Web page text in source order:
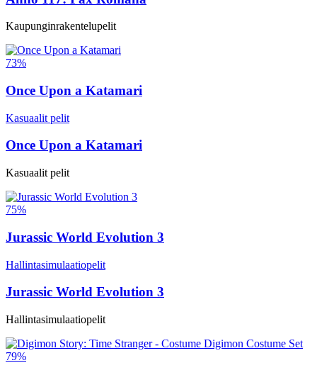
Kaupunginrakentelupelit
73%
Once Upon a Katamari
Kasuaalit pelit
Once Upon a Katamari
Kasuaalit pelit
75%
Jurassic World Evolution 3
Hallintasimulaatiopelit
Jurassic World Evolution 3
Hallintasimulaatiopelit
79%